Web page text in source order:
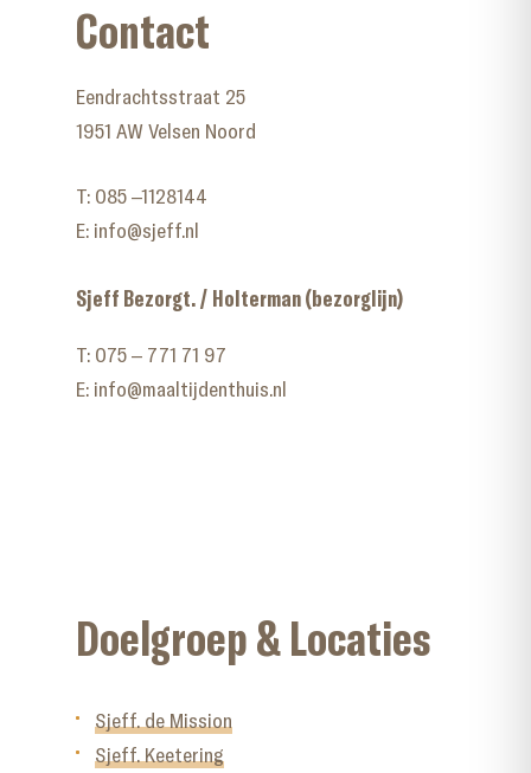
Contact
Eendrachtsstraat 25
1951 AW Velsen Noord
T: 085 –1128144
E: info@sjeff.nl
Sjeff Bezorgt. / Holterman (bezorglijn)
T: 075 – 771 71 97
E: info@maaltijdenthuis.nl
Doelgroep & Locaties
Sjeff. de Mission
Sjeff. Keetering